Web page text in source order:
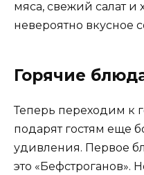
мяса, свежий салат и
невероятно вкусное
Горячие
Теперь переходим к
подарят гостям еще
удивления. Первое
это «Бефстроганов».